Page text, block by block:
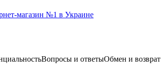
Вопросы и ответыОбмен и возврат